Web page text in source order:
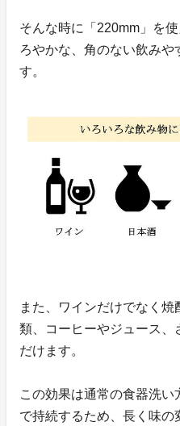
そんな時に「220mm」を
ろやかな、角のない飲みや
す。
また、ワインだけでなく
類、コーヒーやジュース、
だけます。
この効果は通常の食器洗い
で持続するため、長く味の